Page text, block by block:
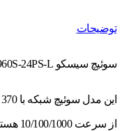
توضیحات
سوئیچ سیسکو WS-C2960S-24PS-L ساخت شرکت سیسکو و از سری سوئیچ‌های 2960 می‌باشد که به دلیل دارا بودن قابلیت POE، از مدل‌های برجسته‌ی این سری است که در بازار تجهیزات شبکه به فروش می رسد.
از سرعت 10/100/1000 هستند، همچنین این دستگاه قابلیت FlexStack (اختیاری) را روی 4 دستگاه با سرعت 20 گیگابیت بر ثانیه پشتیبانی می‌نماید.